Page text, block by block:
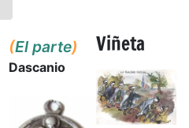
(El parte)
Dascanio
Viñeta
Details